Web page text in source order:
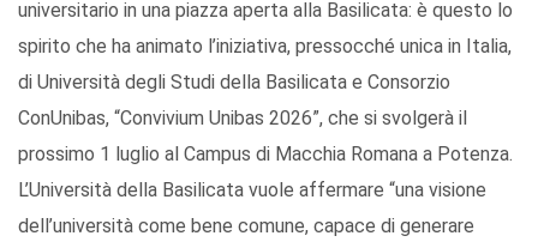
universitario in una piazza aperta alla Basilicata: è questo lo
spirito che ha animato l’iniziativa, pressocché unica in Italia,
di Università degli Studi della Basilicata e Consorzio
ConUnibas, “Convivium Unibas 2026”, che si svolgerà il
prossimo 1 luglio al Campus di Macchia Romana a Potenza.
L’Università della Basilicata vuole affermare “una visione
dell’università come bene comune, capace di generare